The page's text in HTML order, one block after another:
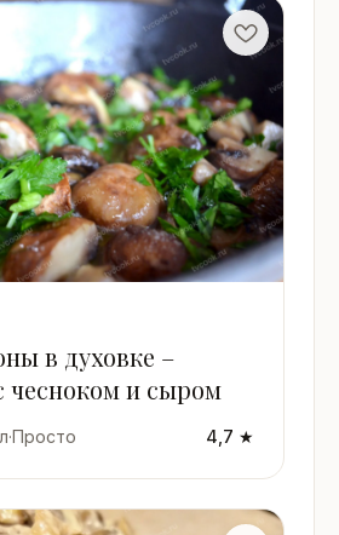
в духовке –
чесноком и сыром
·Просто 4,7 ★